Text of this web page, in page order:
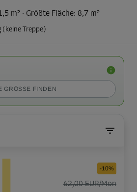
m² · Größte Fläche: 8,7 m²
(keine Treppe)
GRÖSSE FINDEN
-10%
62,00 EUR/Mon